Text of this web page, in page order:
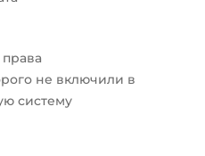
не включили в
систему